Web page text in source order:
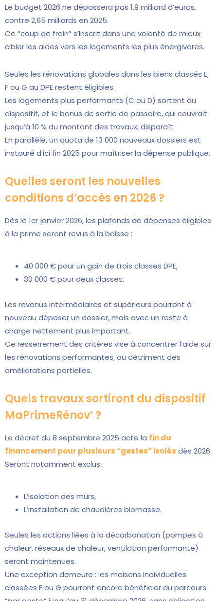
Le budget 2026 ne dépassera pas 1,9 milliard d’euros,
contre 2,65 milliards en 2025.
Ce “coup de frein” s’inscrit dans une volonté de mieux
cibler les aides vers les logements les plus énergivores.
Seules les rénovations globales dans les biens classés E,
F ou G au DPE restent éligibles.
Les logements plus performants (C ou D) sortent du
dispositif, et le bonus de sortie de passoire, qui couvrait
jusqu’à 10 % du montant des travaux, disparaît.
En parallèle, un quota de 13 000 nouveaux dossiers est
instauré d’ici fin 2025 pour maîtriser la dépense publique.
Quelles seront les nouvelles
conditions d’accès en 2026 ?
Dès le 1er janvier 2026, les plafonds de dépenses éligibles
à la prime seront revus à la baisse :
40 000 € pour un gain de trois classes DPE,
30 000 € pour deux classes.
Les revenus intermédiaires et supérieurs pourront à
nouveau déposer un dossier, mais avec un reste à
charge nettement plus important.
Ce resserrement des critères vise à concentrer l’aide sur
les rénovations performantes, au détriment des
améliorations partielles.
Quels travaux sortiront du dispositif
MaPrimeRénov’ ?
Le décret du 8 septembre 2025 acte la fin du
financement pour plusieurs “gestes” isolés dès 2026.
Seront notamment exclus :
L’isolation des murs,
L’installation de chaudières biomasse.
Seules les actions liées à la décarbonation (pompes à
chaleur, réseaux de chaleur, ventilation performante)
seront maintenues.
Une exception demeure : les maisons individuelles
classées F ou G pourront encore bénéficier du parcours